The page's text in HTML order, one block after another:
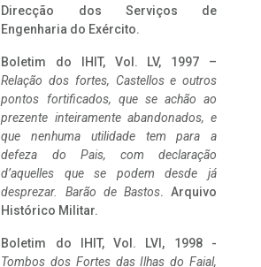
Direcção dos Serviços de
Engenharia do Exército.
Boletim do IHIT, Vol. LV, 1997 –
Relação dos fortes, Castellos e outros
pontos fortificados, que se achão ao
prezente inteiramente abandonados, e
que nenhuma utilidade tem para a
defeza do Pais, com declaração
d’aquelles que se podem desde já
desprezar. Barão de Bastos. Arquivo
Histórico Militar.
Boletim do IHIT, Vol. LVI, 1998 -
Tombos dos Fortes das Ilhas do Faial,